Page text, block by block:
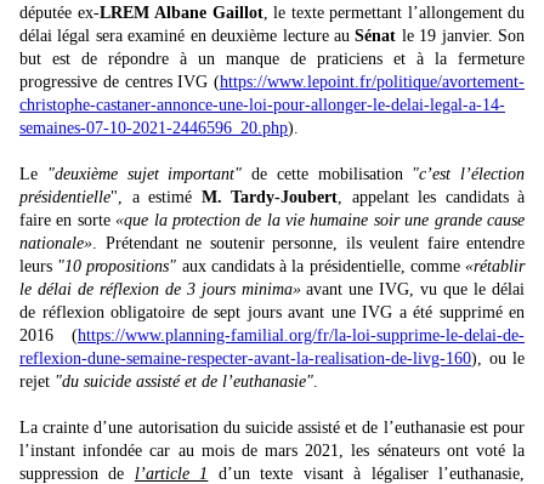
députée ex-LREM Albane Gaillot, le texte permettant l’allongement du
délai légal sera examiné en deuxième lecture auSénat le 19 janvier. Son
but est de répondre à un manque de praticiens et à la fermeture
progressive de centres IVG (https://www.lepoint.fr/politique/avortement-
christophe-castaner-annonce-une-loi-pour-allonger-le-delai-legal-a-14-
semaines-07-10-2021-2446596_20.php).
Le "deuxième sujet important" de cette mobilisation "c’est l’élection
présidentielle", a estimé M. Tardy-Joubert, appelant les candidats à
faire en sorte«que la protection de la vie humaine soir une grande cause
nationale». Prétendant ne soutenir personne, ils veulent faire entendre
leurs "10 propositions" aux candidats à la présidentielle, comme«rétablir
le délai de réflexion de 3 jours minima»avant une IVG, vu que le délai
de réflexion obligatoire de sept jours avant une IVG a été supprimé en
2016 (https://www.planning-familial.org/fr/la-loi-supprime-le-delai-de-
reflexion-dune-semaine-respecter-avant-la-realisation-de-livg-160), ou le
rejet "du suicide assisté et de l’euthanasie".
La crainte d’une autorisation du suicide assisté et de l’euthanasie est pour
l’instant infondée car au mois de mars 2021, les sénateurs ont voté la
suppression de l’article 1 d’un texte visant à légaliser l’euthanasie,